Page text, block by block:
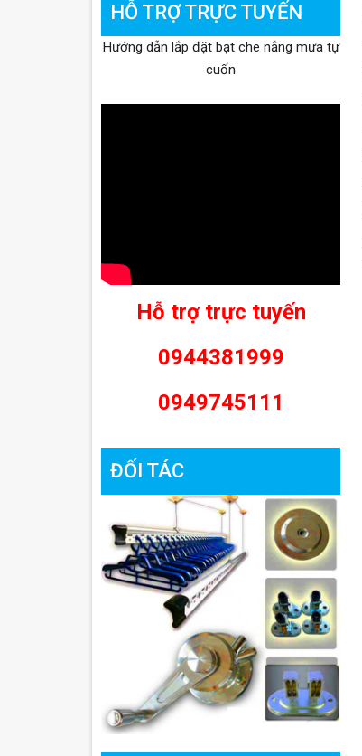
HỖ TRỢ TRỰC TUYẾN
Hướng dẫn lắp đặt bạt che nắng mưa tự
cuốn
Hỗ trợ trực tuyến
0944381999
0949745111
ĐỐI TÁC